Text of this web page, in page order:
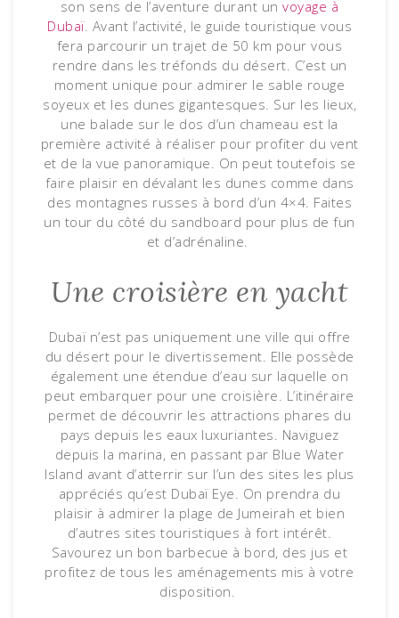
son sens de l’aventure durant unvoyage à
Dubaï. Avant l’activité, le guide touristique vous
fera parcourir un trajet de 50 km pour vous
rendre dans les tréfonds du désert. C’est un
moment unique pour admirer le sable rouge
soyeux et les dunes gigantesques. Sur les lieux,
une balade sur le dos d’un chameau est la
première activité à réaliser pour profiter du vent
et de la vue panoramique. On peut toutefois se
faire plaisir en dévalant les dunes comme dans
des montagnes russes à bord d’un 4×4. Faites
un tour du côté du sandboard pour plus de fun
et d’adrénaline.
Une croisière en yacht
Dubaï n’est pas uniquement une ville qui offre
du désert pour le divertissement. Elle possède
également une étendue d’eau sur laquelle on
peut embarquer pour une croisière. L’itinéraire
permet de découvrir les attractions phares du
pays depuis les eaux luxuriantes. Naviguez
depuis la marina, en passant par Blue Water
Island avant d’atterrir sur l’un des sites les plus
appréciés qu’est Dubaï Eye. On prendra du
plaisir à admirer la plage de Jumeirah et bien
d’autres sites touristiques à fort intérêt.
Savourez un bon barbecue à bord, des jus et
profitez de tous les aménagements mis à votre
disposition.